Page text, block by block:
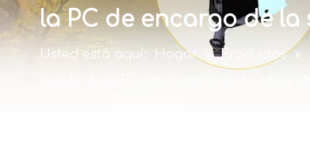
la PC de encargo de
Usted está aquí: Hogar » Productos »